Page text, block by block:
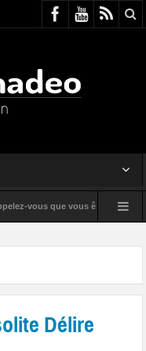
vous que vous êtes super !
Délire